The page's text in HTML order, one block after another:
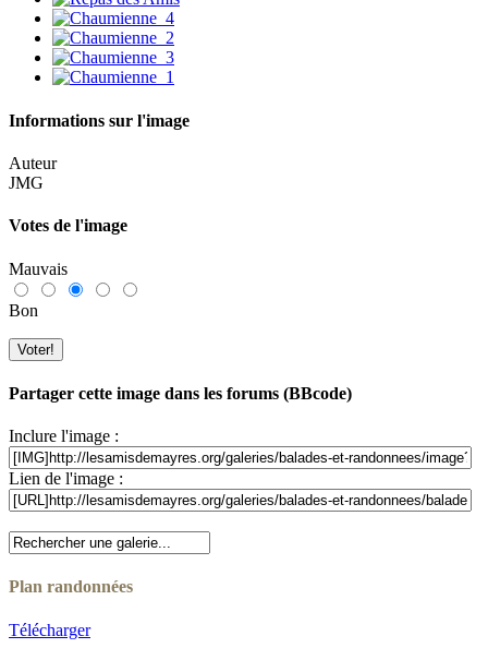
Informations sur l'image
Auteur
JMG
Votes de l'image
Mauvais
Bon
Partager cette image dans les forums (BBcode)
Inclure l'image :
Lien de l'image :
Plan randonnées
Télécharger